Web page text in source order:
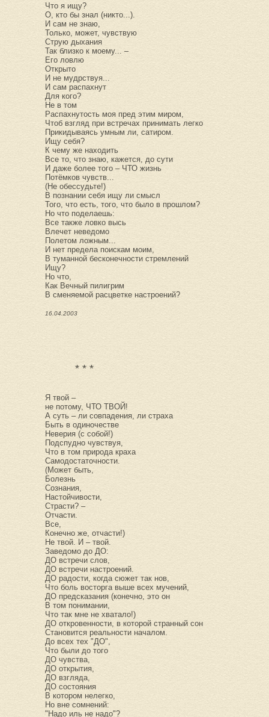
Что я ищу?
О, кто бы знал (никто...).
И сам не знаю,
Только, может, чувствую
Струю дыхания
Так близко к моему... –
Его ловлю
Открыто
И не мудрствуя...
И сам распахнут
Для кого?
Не в том
Распахнутость моя пред этим миром,
Чтоб взгляд при встречах принимать легко
Прикидываясь умным ли, сатиром.
Ищу себя?
К чему же находить
Все то, что знаю, кажется, до сути
И даже более того – ЧТО жизнь
Потёмков чувств...
(Не обессудьте!)
В познании себя ищу ли смысл
Того, что есть, того, что было в прошлом?
Но что поделаешь:
Все также ловко высь
Влечет неведомо
Полетом ложным...
И нет предела поискам моим,
В туманной бесконечности стремлений
Ищу?
Но что,
Как Вечный пилигрим
В сменяемой расцветке настроений?
16.04.2003
* * *
Я твой –
не потому, ЧТО ТВОЙ!
А суть – ли совпадения, ли страха
Быть в одиночестве
Неверия (с собой!)
Подспудно чувствуя,
Что в том природа краха
Самодостаточности.
(Может быть,
Болезнь
Сознания,
Настойчивости,
Страсти? –
Отчасти.
Все,
Конечно же, отчасти!)
Не твой. И – твой.
Заведомо до ДО:
ДО встречи слов,
ДО встречи настроений.
ДО радости, когда сюжет так нов,
Что боль восторга выше всех мучений,
ДО предсказания (конечно, это он
В том понимании,
Что так мне не хватало!)
ДО откровенности, в которой странный сон
Становится реальности началом.
До всех тех "ДО",
Что были до того
ДО чувства,
ДО открытия,
ДО взгляда,
ДО состояния
В котором нелегко,
Но вне сомнений:
"Надо иль не надо"?